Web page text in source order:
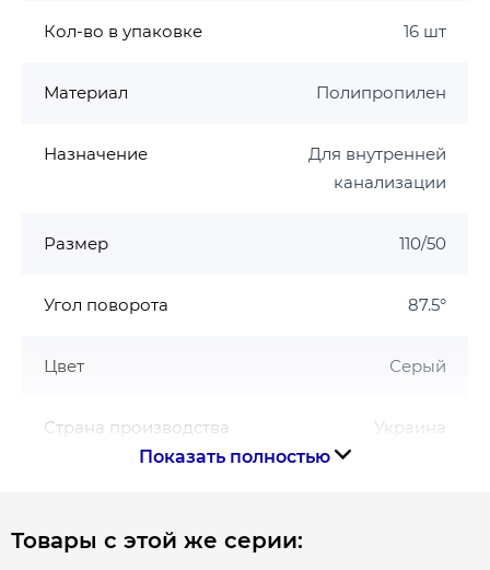
Кол-во в упаковке 16 шт
Материал Полипропилен
Назначение
Для внутренней
канализации
Размер 110/50
Угол поворота 87.5°
Цвет Серый
Страна производства Украина
Показать полностью
Товары с этой же серии: